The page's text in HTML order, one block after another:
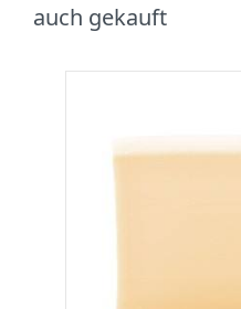
auch gekauft